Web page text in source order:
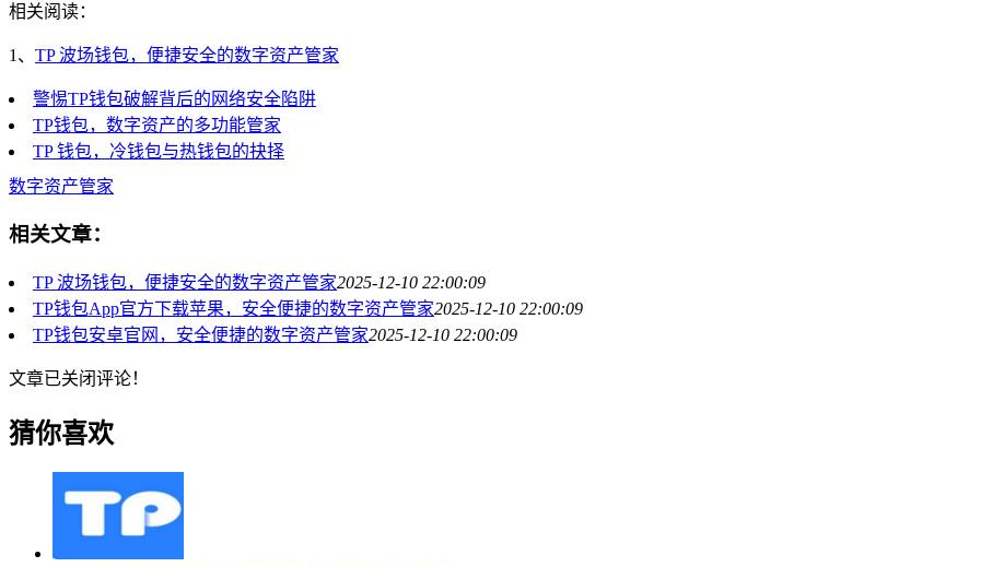
相关阅读：
1、 TP 波场钱包，便捷安全的数字资产管家
警惕TP钱包破解背后的网络安全陷阱
TP钱包，数字资产的多功能管家
TP 钱包，冷钱包与热钱包的抉择
数字资产管家
相关文章：
TP 波场钱包，便捷安全的数字资产管家2025-12-10 22:00:09
TP钱包App官方下载苹果，安全便捷的数字资产管家2025-12-10 22:00:09
TP钱包安卓官网，安全便捷的数字资产管家2025-12-10 22:00:09
文章已关闭评论！
猜你喜欢